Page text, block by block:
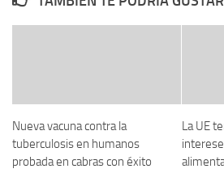
Nueva vacuna contra la
tuberculosis en humanos
probada en cabras con éxito
La UE